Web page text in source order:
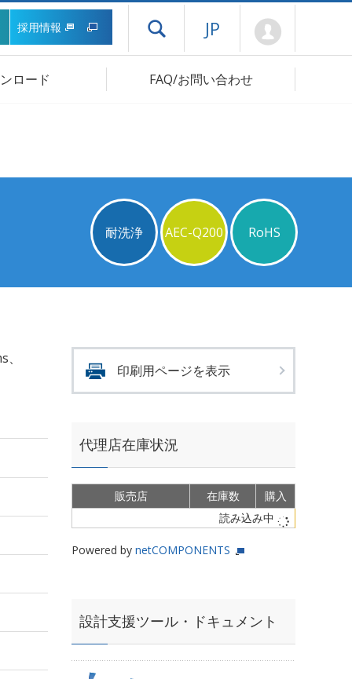
採用情報 ドロワーメニューを開く
JP
ロード FAQ/お問い合わせ
耐洗浄 AEC-Q200 RoHS
印刷用ページを表示
代理店在庫状況
販売店 在庫数
購入
読み込み中
Powered by netCOMPONENTS
設計支援ツール・ドキュメント